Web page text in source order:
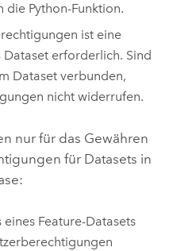
die Python-Funktion.
ist eine
erforderlich. Sind
Dataset verbunden,
nicht widerrufen.
nur für das Gewähren
für Datasets in
Feature-Datasets